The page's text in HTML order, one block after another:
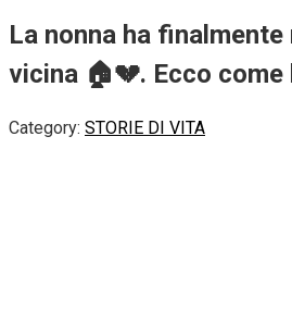
La nonna ha
vicina 🏠💔. Ecco
Category: STORIE DI VITA